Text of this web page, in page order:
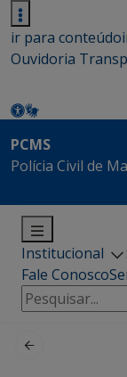
ir para conteúdo
Ouvidoria
PCMS
Polícia Civil de
Institucional
Fale Conosco
Pesquisar
por: